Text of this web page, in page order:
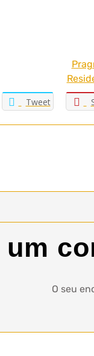
Tweet
um
O seu